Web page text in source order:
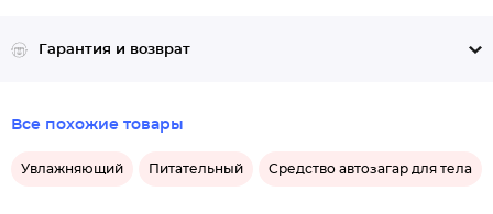
Гарантия и возврат
Все похожие товары
Увлажняющий Питательный Средство автозагар для тела